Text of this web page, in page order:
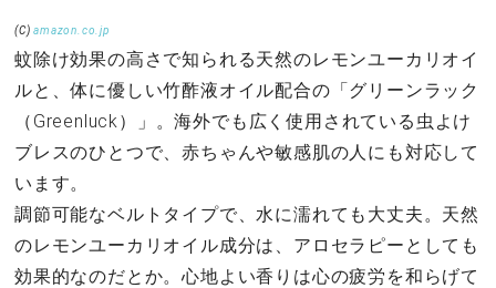
(C)amazon.co.jp
蚊除け効果の高さで知られる天然のレモンユーカリオイ
ルと、体に優しい竹酢液オイル配合の「グリーンラック
（Greenluck）」。海外でも広く使用されている虫よけ
ブレスのひとつで、赤ちゃんや敏感肌の人にも対応して
います。
調節可能なベルトタイプで、水に濡れても大丈夫。天然
のレモンユーカリオイル成分は、アロセラピーとしても
効果的なのだとか。心地よい香りは心の疲労を和らげて